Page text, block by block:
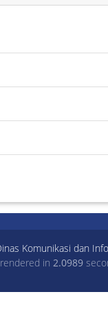
Komunikasi dan
in 2.0989